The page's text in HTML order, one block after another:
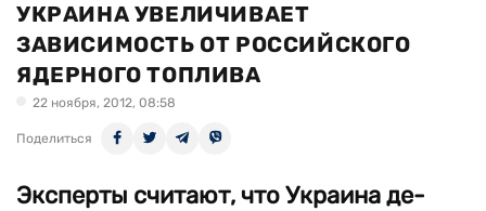
УКРАИНА УВЕЛИЧИВАЕТ
ЗАВИСИМОСТЬ ОТ РОССИЙСКОГО
ЯДЕРНОГО ТОПЛИВА
22 ноября, 2012, 08:58
Поделиться
Эксперты считают, что Украина де-